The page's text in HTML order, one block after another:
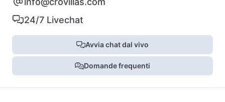
24/7 Livechat
Avvia chat dal vivo
Domande frequenti